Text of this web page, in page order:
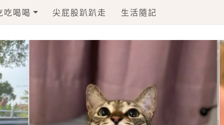
吃喝喝 尖屁股趴趴走 生活隨記